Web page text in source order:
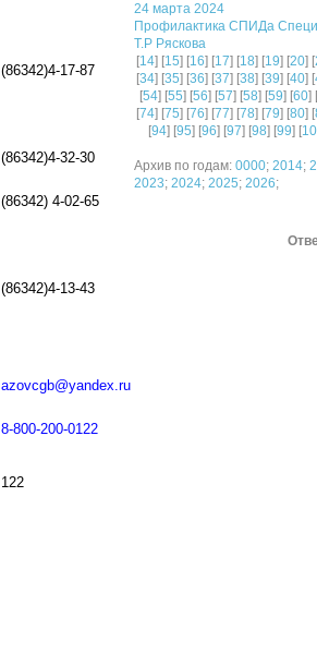
(86342)4-17-87
(86342)4-32-30
(86342) 4-02-65
(86342)4-13-43
azovcgb@yandex.ru
8-800-200-0122
122
24 марта 2024
Профилактика СПИДа
Т.Р Ряскова
[14] [15] [16] [17] [18] [19] [20] [
[34] [35] [36] [37] [38] [39] [40] [
[54] [55] [56] [57] [58] [59] [60] [
[74] [75] [76] [77] [78] [79] [80] [
[94] [95] [96] [97] [98] [99] [
Архив по годам: 0000; 2014;
2023; 2024; 2025; 2026;